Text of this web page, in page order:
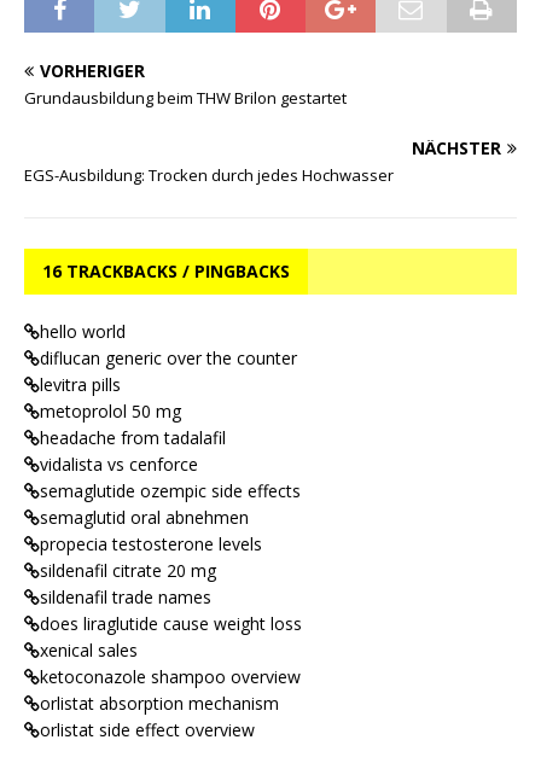
VORHERIGER
Grundausbildung beim THW Brilon gestartet
NÄCHSTER
EGS-Ausbildung: Trocken durch jedes Hochwasser
16 TRACKBACKS / PINGBACKS
hello world
diflucan generic over the counter
levitra pills
metoprolol 50 mg
headache from tadalafil
vidalista vs cenforce
semaglutide ozempic side effects
semaglutid oral abnehmen
propecia testosterone levels
sildenafil citrate 20 mg
sildenafil trade names
does liraglutide cause weight loss
xenical sales
ketoconazole shampoo overview
orlistat absorption mechanism
orlistat side effect overview